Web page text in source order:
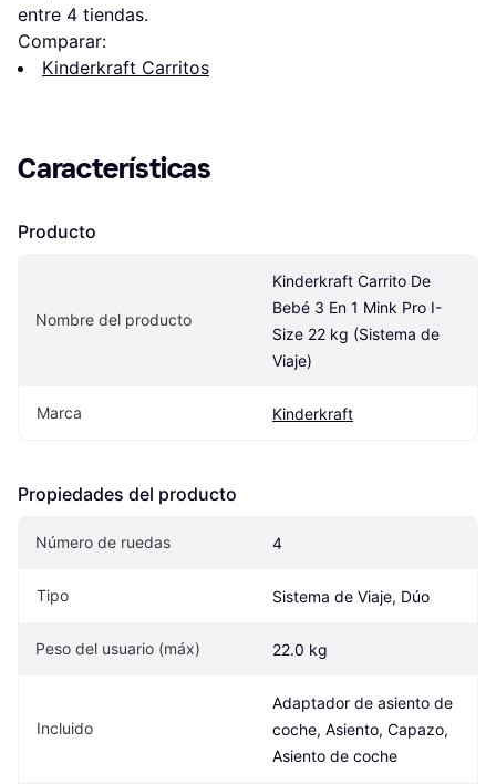
entre 4 tiendas.
Comparar:
Kinderkraft Carritos
Características
Producto
Nombre del producto
Kinderkraft Carrito De
Bebé 3 En 1 Mink Pro I-
Size 22 kg (Sistema de
Viaje)
Marca Kinderkraft
Propiedades del producto
Número de ruedas 4
Tipo Sistema de Viaje, Dúo
Peso del usuario (máx) 22.0 kg
Incluido
Adaptador de asiento de
coche, Asiento, Capazo,
Asiento de coche